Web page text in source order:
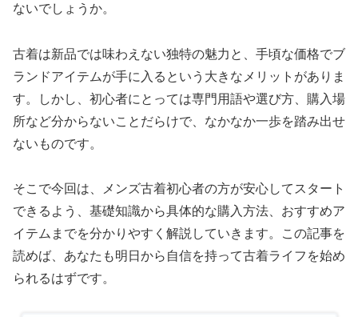
ないでしょうか。
古着は新品では味わえない独特の魅力と、手頃な価格でブ
ランドアイテムが手に入るという大きなメリットがありま
す。しかし、初心者にとっては専門用語や選び方、購入場
所など分からないことだらけで、なかなか一歩を踏み出せ
ないものです。
そこで今回は、メンズ古着初心者の方が安心してスタート
できるよう、基礎知識から具体的な購入方法、おすすめア
イテムまでを分かりやすく解説していきます。この記事を
読めば、あなたも明日から自信を持って古着ライフを始め
られるはずです。